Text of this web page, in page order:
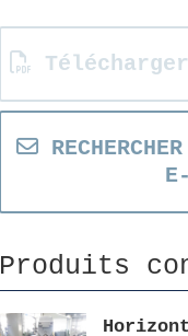
Produits